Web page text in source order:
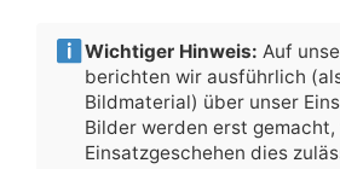
Wichtiger Hinweis: Auf
berichten wir ausführlich
Bildmaterial) über unser
Bilder werden erst gemacht,
Einsatzgeschehen dies